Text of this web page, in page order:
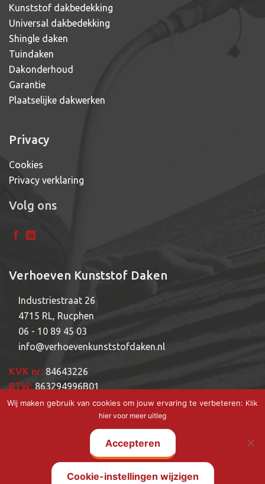
Kunststof dakbedekking
Universal dakbedekking
Shingle daken
Tuindaken
Dakonderhoud
Garantie
Plaatselijke dakwerken
Privacy
Cookies
Privacy verklaring
Volg ons
Verhoeven Kunststof Daken
Industriestraat 26
4715 RL, Rucphen
06 - 10 89 45 03
info@verhoevenkunststofdaken.nl
KVK nr: 84643226
BTW: 863294996B01
Copyright © 2026 - Powered by
Goldiesreclame | Verhoeven Kunststof
Daken |
Privacy verklaring | Voorwaarden
Wij maken gebruik van cookies om jouw ervaring te verbeteren: Klik
hier voor meer uitleg
Accepteren
Cookie-instellingen wijzigen